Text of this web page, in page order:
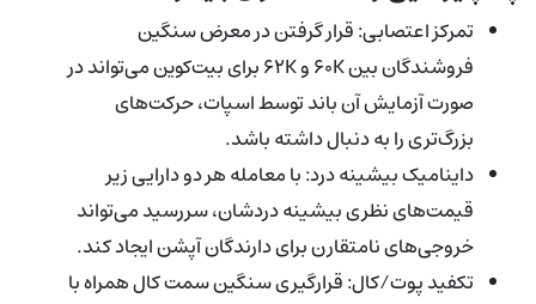
تمرکز اعتصابی: قرار گرفتن در معرض سنگین
فروشندگان بین ۶۰K و ۶۲K برای بیت‌کوین می‌تواند در
صورت آزمایش آن باند توسط اسپات، حرکت‌های
بزرگ‌تری را به دنبال داشته باشد.
داینامیک بیشینه درد: با معامله هر دو دارایی زیر
قیمت‌های نظری بیشینه دردشان، سررسید می‌تواند
خروجی‌های نامتقارن برای دارندگان آپشن ایجاد کند.
تکفید پوت/کال: قرارگیری سنگین سمت کال همراه با